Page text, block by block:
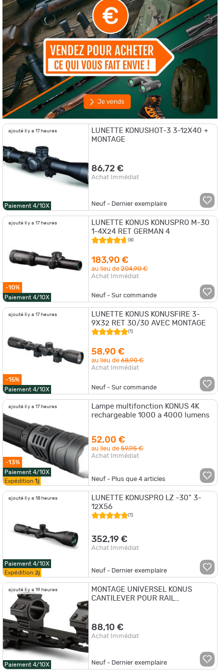
ajouté il y a 17 heures
Paiement 4/10X
LUNETTE KONUSHOT-3 3-12X40 +
MONTAGE
86,72 €
Achat Immédiat
Neuf - Dernier exemplaire
ajouté il y a 17 heures
-10%
Paiement 4/10X
LUNETTE KONUS KONUSPRO M-30
1-4X24 RET GERMAN 4
(6)
183,90 €
au lieu de204,90 €
Achat Immédiat
Neuf - Sur commande
ajouté il y a 17 heures
-15%
Paiement 4/10X
LUNETTE KONUS KONUSFIRE 3-
9X32 RET 30/30 AVEC MONTAGE
(1)
58,90 €
au lieu de68,90 €
Achat Immédiat
Neuf - Sur commande
ajouté il y a 17 heures
-13%
Paiement 4/10X
Expédition 1j
Lampe multifonction KONUS 4K
rechargeable 1000 a 4000 lumens
52,00 €
au lieu de59,95 €
Achat Immédiat
Neuf - Plus que4 articles
ajouté il y a 18 heures
Paiement 4/10X
Expédition 2j
LUNETTE KONUSPRO LZ -30" 3-
12X56
(1)
352,19 €
Achat Immédiat
Neuf - Dernier exemplaire
ajouté il y a 19 heures
Paiement 4/10X
MONTAGE UNIVERSEL KONUS
CANTILEVER POUR RAIL
88,10 €
Achat Immédiat
Neuf - Dernier exemplaire